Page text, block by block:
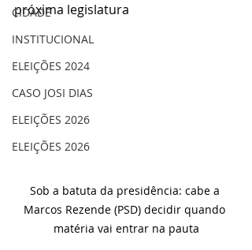
CIDADE
INSTITUCIONAL
ELEIÇÕES 2024
CASO JOSI DIAS
ELEIÇÕES 2026
ELEIÇÕES 2026
próxima legislatura
Sob a batuta da presidência: cabe a
Marcos Rezende (PSD) decidir quando
matéria vai entrar na pauta